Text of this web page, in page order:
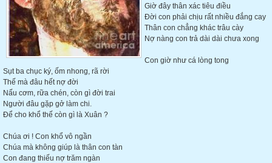
Giờ đây thân xác tiêu điều
Đời con phải chịu rất nhiều đắng cay
Thân con chẳng khác trâu cày
Nợ nàng con trả dài dài chưa xong
Con giờ như cá lòng tong
Sụt ba chục ký, ốm nhong, rã rời
Thế mà đâu hết nợ đời
Nấu cơm, rữa chén, còn gì đời trai
Người đâu gặp gở làm chi.
Để cho khổ thế còn gì là Xuân ?
Chúa ơi ! Con khổ vô ngần
Chúa mà không giúp là thân con tàn
Con đang thiếu nợ trăm ngàn